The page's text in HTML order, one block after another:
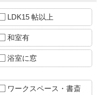
LDK15 帖以上
和室有
浴室に窓
ワークスペース・書斎